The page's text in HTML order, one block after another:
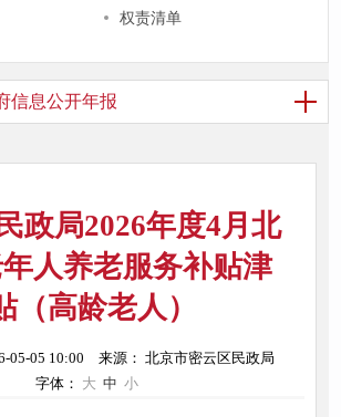
权责清单
信息公开年报
政局2026年度4月北
人养老服务补贴津
（高龄老人）
05-05 10:00
来源： 北京市密云区民政局
字体： 大 中 小